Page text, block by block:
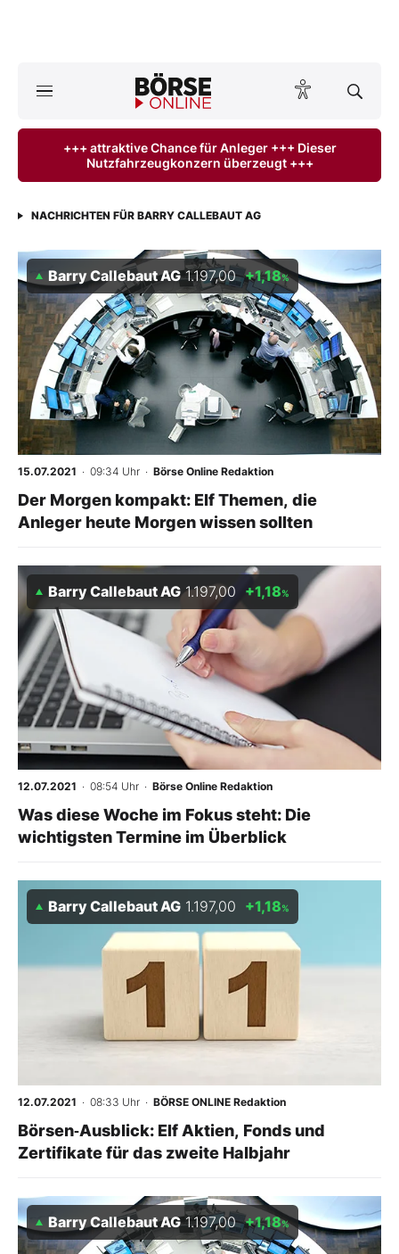
Anlageprodukte
Finanz-Check
Abo & Shop
BO-Musterdepots
Experten
Mein B:O
Mein Konto
Folgen Sie uns
Kontakt
+++ attraktive Chance für Anleger +++ Dieser
Nutzfahrzeugkonzern überzeugt +++
NACHRICHTEN FÜR BARRY CALLEBAUT AG
Barry Callebaut AG 1.197,00 +1,18%
15.07.2021 · 09:34 Uhr · Börse Online Redaktion
Der Morgen kompakt: Elf Themen, die
Anleger heute Morgen wissen sollten
Barry Callebaut AG 1.197,00 +1,18%
12.07.2021 · 08:54 Uhr · Börse Online Redaktion
Was diese Woche im Fokus steht: Die
wichtigsten Termine im Überblick
Barry Callebaut AG 1.197,00 +1,18%
12.07.2021 · 08:33 Uhr · BÖRSE ONLINE Redaktion
Börsen‑Ausblick: Elf Aktien, Fonds und
Zertifikate für das zweite Halbjahr
Barry Callebaut AG 1.197,00 +1,18%